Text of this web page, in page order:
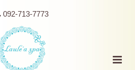
092-713-7773